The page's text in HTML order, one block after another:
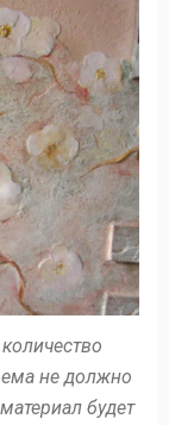
не должно
будет